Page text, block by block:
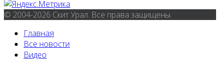
© 2004-2026 Скит Урал. Все права защищены.
Главная
Все новости
Видео